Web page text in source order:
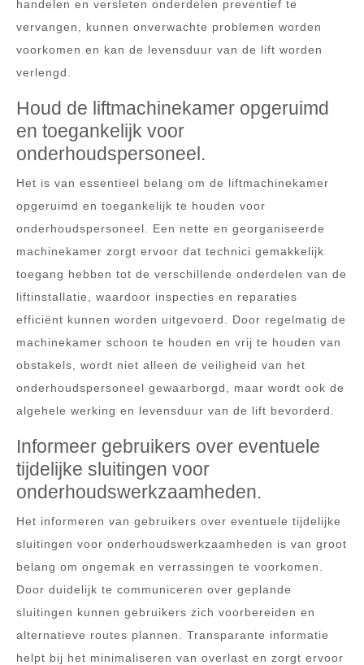
handelen en versleten onderdelen preventief te
vervangen, kunnen onverwachte problemen worden
voorkomen en kan de levensduur van de lift worden
verlengd.
Houd de liftmachinekamer opgeruimd
en toegankelijk voor
onderhoudspersoneel.
Het is van essentieel belang om de liftmachinekamer
opgeruimd en toegankelijk te houden voor
onderhoudspersoneel. Een nette en georganiseerde
machinekamer zorgt ervoor dat technici gemakkelijk
toegang hebben tot de verschillende onderdelen van de
liftinstallatie, waardoor inspecties en reparaties
efficiënt kunnen worden uitgevoerd. Door regelmatig de
machinekamer schoon te houden en vrij te houden van
obstakels, wordt niet alleen de veiligheid van het
onderhoudspersoneel gewaarborgd, maar wordt ook de
algehele werking en levensduur van de lift bevorderd.
Informeer gebruikers over eventuele
tijdelijke sluitingen voor
onderhoudswerkzaamheden.
Het informeren van gebruikers over eventuele tijdelijke
sluitingen voor onderhoudswerkzaamheden is van groot
belang om ongemak en verrassingen te voorkomen.
Door duidelijk te communiceren over geplande
sluitingen kunnen gebruikers zich voorbereiden en
alternatieve routes plannen. Transparante informatie
helpt bij het minimaliseren van overlast en zorgt ervoor